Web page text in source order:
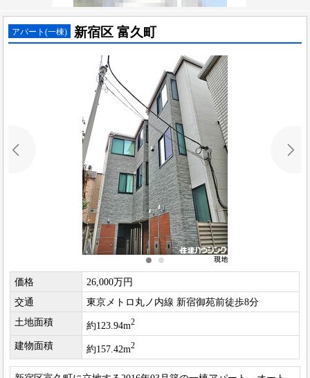
アパート(一棟) 新宿区 富久町
価格
26,000万円
交通
東京メトロ丸ノ内線 新宿御苑前徒歩8分
土地面積
約123.94m2
建物面積 約157.42m2